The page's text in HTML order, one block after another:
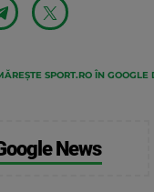
SPORT.RO ÎN GOOGLE
News